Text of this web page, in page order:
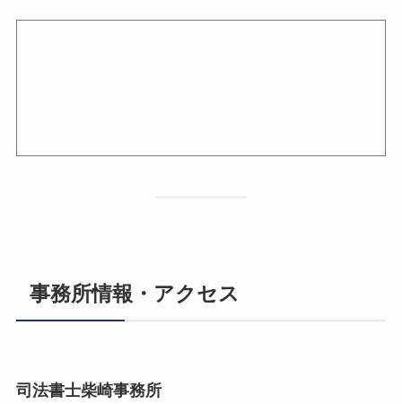
事務所情報・アクセス
司法書士柴崎事務所